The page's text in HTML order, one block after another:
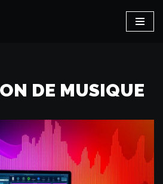
DE MUSIQUE